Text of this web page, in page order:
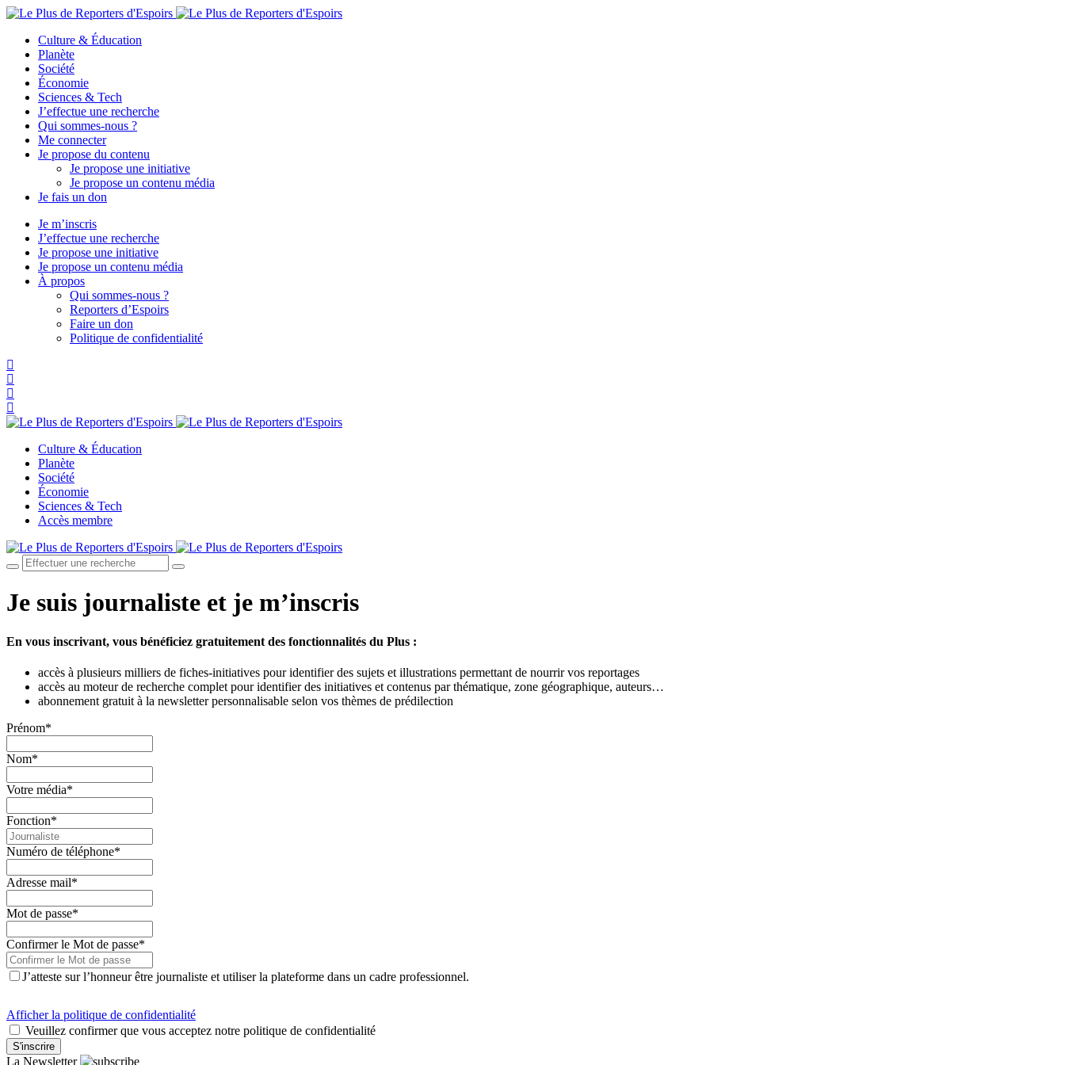
Culture & Éducation
Planète
Société
Économie
Sciences & Tech
J’effectue une recherche
Qui sommes-nous ?
Me connecter
Je propose du contenu
Je propose une initiative
Je propose un contenu média
Je fais un don
Je m’inscris
J’effectue une recherche
Je propose une initiative
Je propose un contenu média
À propos
Qui sommes-nous ?
Reporters d’Espoirs
Faire un don
Politique de confidentialité
Culture & Éducation
Planète
Société
Économie
Sciences & Tech
Accès membre
Je suis journaliste et je m’inscris
En vous inscrivant, vous bénéficiez gratuitement des fonctionnalités du Plus :
accès à plusieurs milliers de fiches-initiatives pour identifier des sujets et illustrations permettant de nourrir vos reportages
accès au moteur de recherche complet pour identifier des initiatives et contenus par thématique, zone géographique, auteurs…
abonnement gratuit à la newsletter personnalisable selon vos thèmes de prédilection
Prénom*
Nom*
Votre média*
Fonction*
Numéro de téléphone*
Adresse mail*
Mot de passe*
Confirmer le Mot de passe*
J’atteste sur l’honneur être journaliste et utiliser la plateforme dans un cadre professionnel.
Afficher la politique de confidentialité
Veuillez confirmer que vous acceptez notre politique de confidentialité
La Newsletter